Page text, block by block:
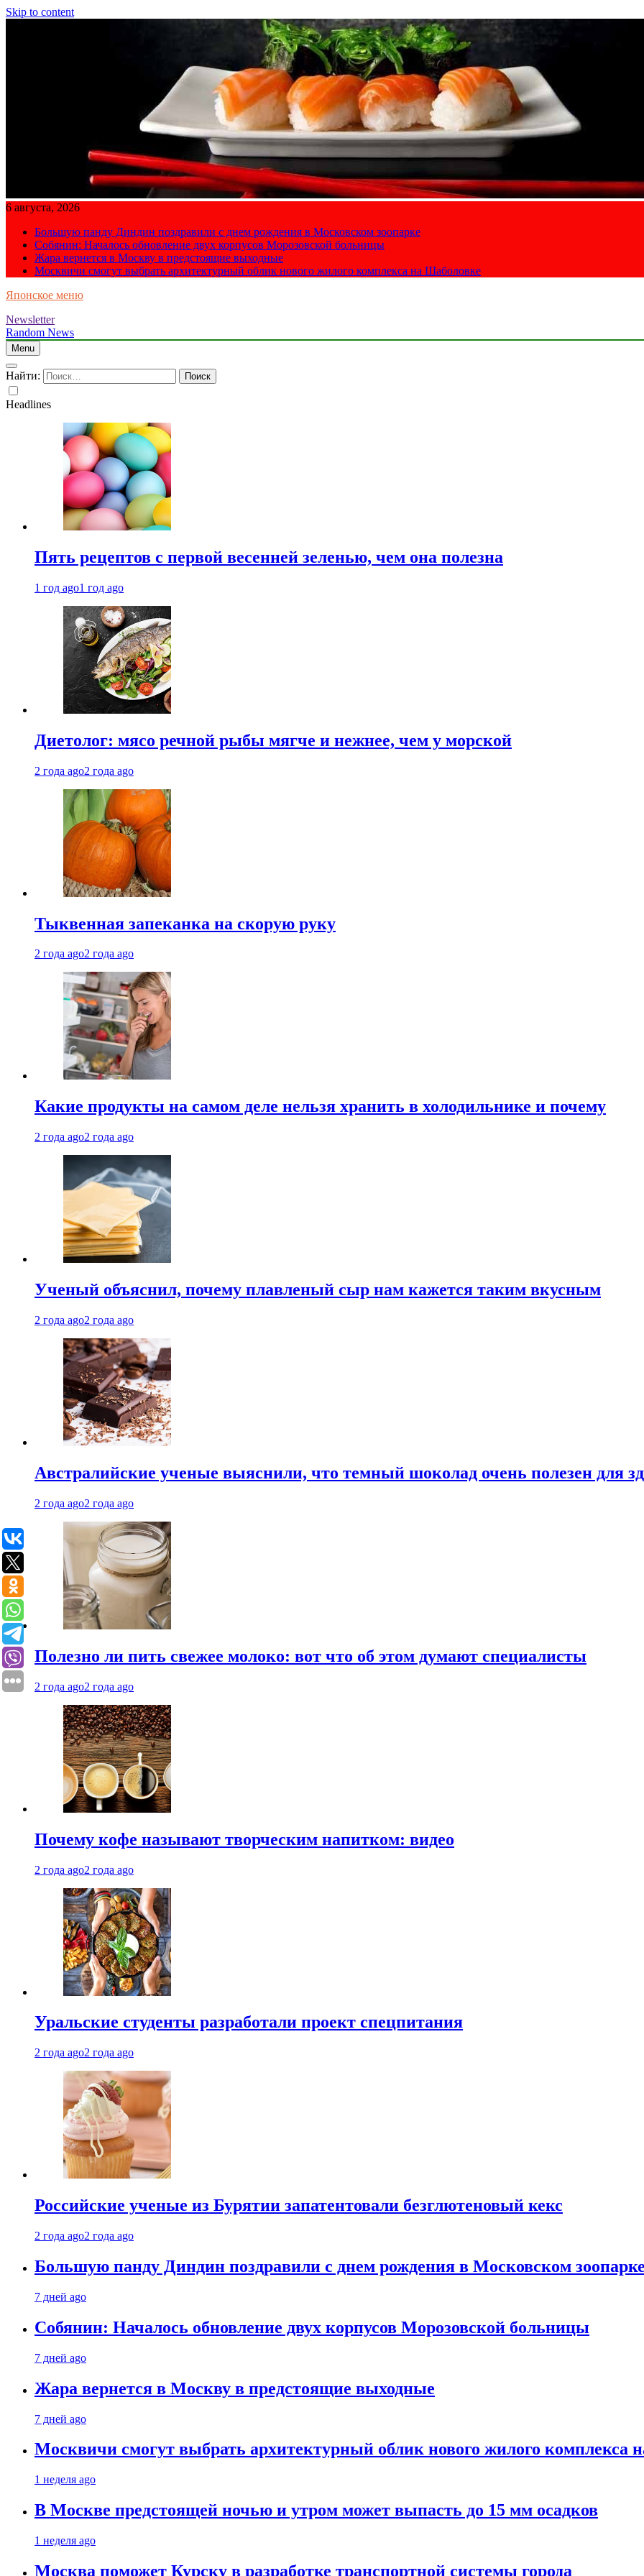
Skip to content
6 августа, 2026
Большую панду Диндин поздравили с днем рождения в Московском зоопарке
Собянин: Началось обновление двух корпусов Морозовской больницы
Жара вернется в Москву в предстоящие выходные
Москвичи смогут выбрать архитектурный облик нового жилого комплекса на Шаболовке
Японское меню
Newsletter
Random News
Menu
Найти:
Headlines
Пять рецептов с первой весенней зеленью, чем она полезна
1 год ago1 год ago
Диетолог: мясо речной рыбы мягче и нежнее, чем у морской
2 года ago2 года ago
Тыквенная запеканка на скорую руку
2 года ago2 года ago
Какие продукты на самом деле нельзя хранить в холодильнике и почему
2 года ago2 года ago
Ученый объяснил, почему плавленый сыр нам кажется таким вкусным
2 года ago2 года ago
Австралийские ученые выяснили, что темный шоколад очень полезен для
2 года ago2 года ago
Полезно ли пить свежее молоко: вот что об этом думают специалисты
2 года ago2 года ago
Почему кофе называют творческим напитком: видео
2 года ago2 года ago
Уральские студенты разработали проект спецпитания
2 года ago2 года ago
Российские ученые из Бурятии запатентовали безглютеновый кекс
2 года ago2 года ago
Большую панду Диндин поздравили с днем рождения в Московском зоопарке
7 дней ago
Собянин: Началось обновление двух корпусов Морозовской больницы
7 дней ago
Жара вернется в Москву в предстоящие выходные
7 дней ago
Москвичи смогут выбрать архитектурный облик нового жилого комплекса
1 неделя ago
В Москве предстоящей ночью и утром может выпасть до 15 мм осадков
1 неделя ago
Москва поможет Курску в разработке транспортной системы города